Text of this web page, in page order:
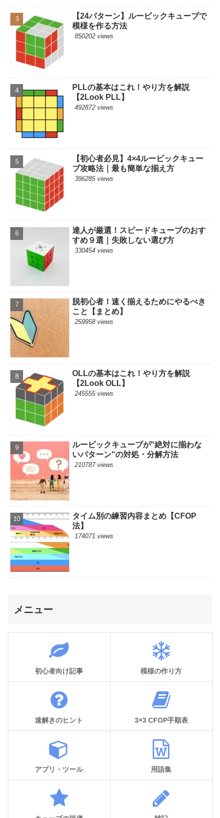
【24パターン】ルービックキューブで
模様を作る方法
850202 views
PLLの基本はこれ！やり方を解説
【2Look PLL】
492872 views
【初心者必見】4×4ルービックキュー
ブ攻略法｜最も簡単な揃え方
396285 views
達人が厳選！スピードキューブのおす
すめ９選｜失敗しない選び方
330454 views
脱初心者！速く揃えるためにやるべき
こと【まとめ】
259958 views
OLLの基本はこれ！やり方を解説
【2Look OLL】
245555 views
ルービックキューブが"絶対に揃わな
いパターン"の対処・分解方法
210787 views
タイム別の練習内容まとめ【CFOP
法】
174071 views
メニュー
初心者向け記事 模様の作り方
速解きのヒント 3×3 CFOP手順表
アプリ・ツール 用語集